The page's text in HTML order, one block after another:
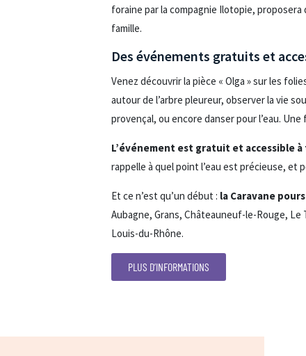
foraine par la compagnie Ilotopie,
famille.
Des événements gratuits et
Venez découvrir la pièce « Olga » sur les
autour de l’arbre pleureur, observer la vie
provençal, ou encore danser pour l’eau.
L’événement est gratuit et accessible à
rappelle à quel point l’eau est précieuse, et
Et ce n’est qu’un début : la Caravane
Aubagne, Grans, Châteauneuf-le-Rouge,
Louis-du-Rhône.
PLUS D’INFORMATIONS